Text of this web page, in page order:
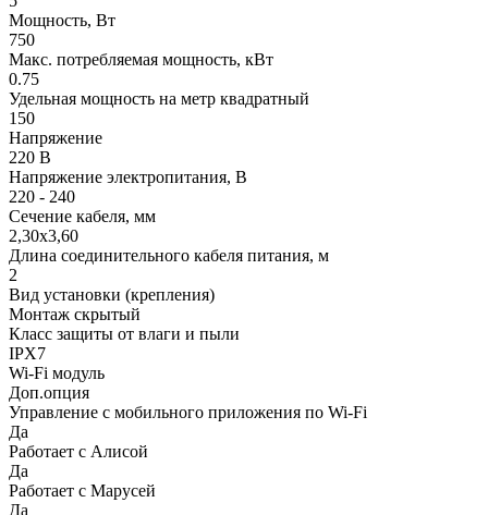
Мощность, Вт
750
Макс. потребляемая мощность, кВт
0.75
Удельная мощность на метр квадратный
150
Напряжение
220 В
Напряжение электропитания, В
220 - 240
Сечение кабеля, мм
2,30х3,60
Длина соединительного кабеля питания, м
2
Вид установки (крепления)
Монтаж скрытый
Класс защиты от влаги и пыли
IPX7
Wi-Fi модуль
Доп.опция
Управление c мобильного приложения по Wi-Fi
Да
Работает с Алисой
Да
Работает с Марусей
Да